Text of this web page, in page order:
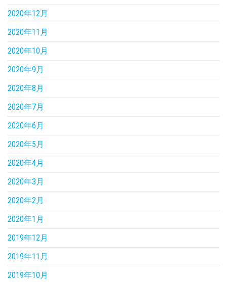
2020年12月
2020年11月
2020年10月
2020年9月
2020年8月
2020年7月
2020年6月
2020年5月
2020年4月
2020年3月
2020年2月
2020年1月
2019年12月
2019年11月
2019年10月